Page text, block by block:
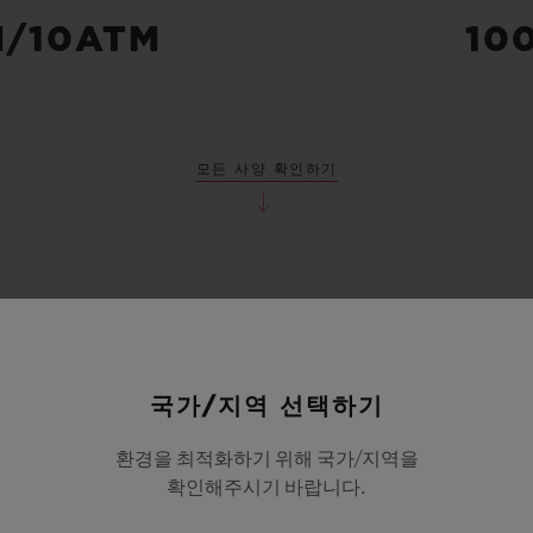
10ATM
모든 사양 확인하기
국가/지역 선택하기
환경을 최적화하기 위해 국가/지역을
확인해주시기 바랍니다.